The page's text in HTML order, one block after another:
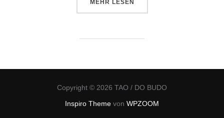
MEHR LESEN
Copyright © 2026 TAO / DO BUDO
Inspiro Theme von WPZOOM